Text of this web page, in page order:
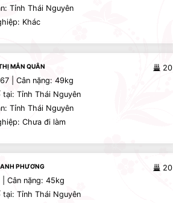
Tỉnh Thái Nguyên
Khác
20
MẪN QUÂN
| Cân nặng: 49kg
tại: Tỉnh Thái Nguyên
Tỉnh Thái Nguyên
Chưa đi làm
20
PHƯƠNG
| Cân nặng: 45kg
tại: Tỉnh Thái Nguyên